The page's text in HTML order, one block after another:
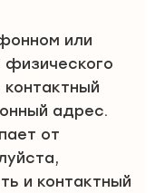
или
физического
адрес.
от
и контактный